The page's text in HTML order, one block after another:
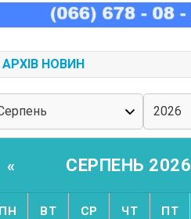
АРХІВ НОВИН
« СЕРПЕНЬ 2026
ПН ВТ СР ЧТ ПТ